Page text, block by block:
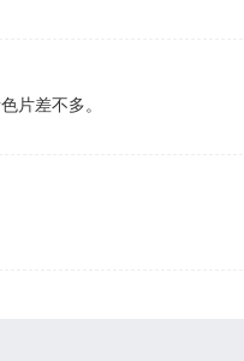
片差不多。